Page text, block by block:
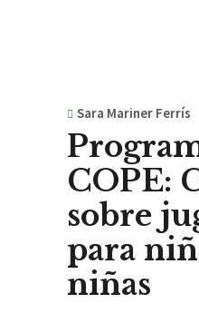
Sara Mariner Ferrís
COPE:
sobre
para
niñas